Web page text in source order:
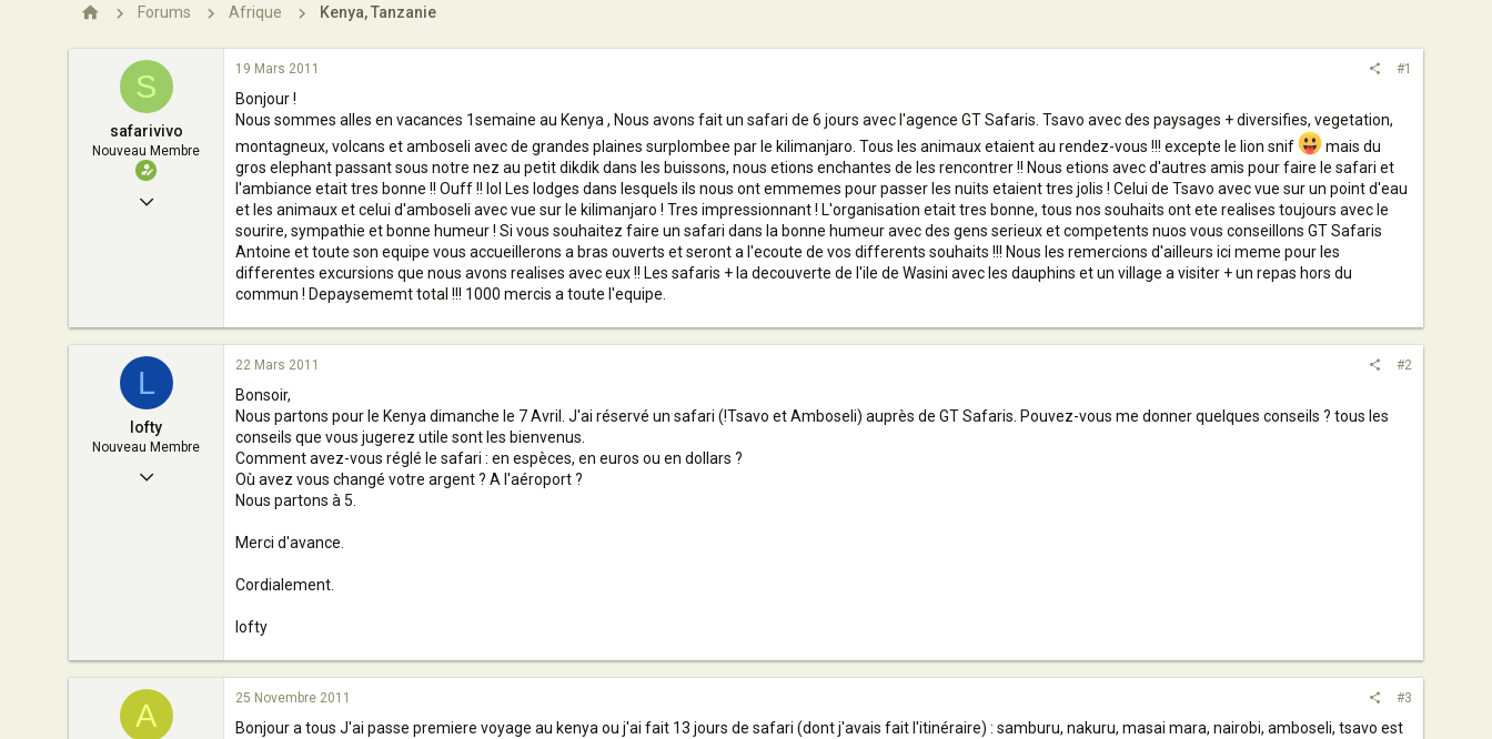
n
Forums Afrique Kenya, Tanzanie
S
safarivivo
Nouveau Membre
19 Mars 2011
france
19 Mars 2011 #1
Bonjour !
Nous sommes alles en vacances 1semaine au Kenya , Nous avons fait un safari de 6 jours avec l'agence GT Safaris. Tsavo avec des paysages + diversifies, vegetation,
montagneux, volcans et amboseli avec de grandes plaines surplombee par le kilimanjaro. Tous les animaux etaient au rendez-vous !!! excepte le lion snif
mais du
gros elephant passant sous notre nez au petit dikdik dans les buissons, nous etions enchantes de les rencontrer !! Nous etions avec d'autres amis pour faire le safari et
l'ambiance etait tres bonne !! Ouff !! lol Les lodges dans lesquels ils nous ont emmemes pour passer les nuits etaient tres jolis ! Celui de Tsavo avec vue sur un point d'eau
et les animaux et celui d'amboseli avec vue sur le kilimanjaro ! Tres impressionnant ! L'organisation etait tres bonne, tous nos souhaits ont ete realises toujours avec le
sourire, sympathie et bonne humeur ! Si vous souhaitez faire un safari dans la bonne humeur avec des gens serieux et competents nuos vous conseillons GT Safaris
Antoine et toute son equipe vous accueillerons a bras ouverts et seront a l'ecoute de vos differents souhaits !!! Nous les remercions d'ailleurs ici meme pour les
differentes excursions que nous avons realises avec eux !! Les safaris + la decouverte de l'ile de Wasini avec les dauphins et un village a visiter + un repas hors du
commun ! Depaysememt total !!! 1000 mercis a toute l'equipe.
L
lofty
Nouveau Membre
22 Mars 2011
22 Mars 2011 #2
Bonsoir,
Nous partons pour le Kenya dimanche le 7 Avril. J'ai réservé un safari (!Tsavo et Amboseli) auprès de GT Safaris. Pouvez-vous me donner quelques conseils ? tous les
conseils que vous jugerez utile sont les bienvenus.
Comment avez-vous réglé le safari : en espèces, en euros ou en dollars ?
Où avez vous changé votre argent ? A l'aéroport ?
Nous partons à 5.
Merci d'avance.
Cordialement.
lofty
A 25 Novembre 2011 #3
Bonjour a tous J'ai passe premiere voyage au kenya ou j'ai fait 13 jours de safari (dont j'avais fait l'itinéraire) : samburu, nakuru, masai mara, nairobi, amboseli, tsavo est